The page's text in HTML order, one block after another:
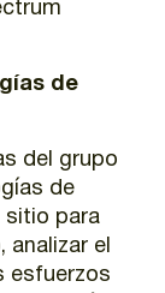
de
del grupo
de
sitio para
analizar el
esfuerzos